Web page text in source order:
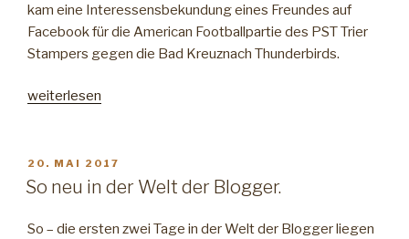
kam eine Interessensbekundung eines Freundes auf
Facebook für die American Footballpartie des PST Trier
Stampers gegen die Bad Kreuznach Thunderbirds.
„Zu
den
Stampers
American
weiterlesen
VERÖFFENTLICHT
AM
20. MAI 2017
So neu in der Welt der Blogger.
So – die ersten zwei Tage in der Welt der Blogger liegen